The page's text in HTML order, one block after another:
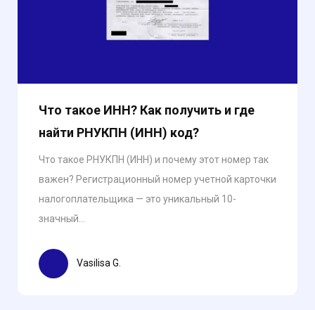
Что такое ИНН? Как получить и где
найти РНУКПН (ИНН) код?
Что такое РНУКПН (ИНН) и почему этот номер так
важен? Регистрационный номер учетной карточки
налогоплательщика — это уникальный 10-
значный...
Vasilisa G.